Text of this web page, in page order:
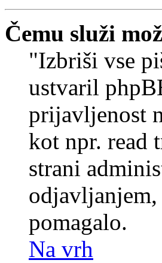
Čemu služi
"Izbriši vse
ustvaril
prijavljenost
kot npr. read
strani
pomagalo.
Na vrh